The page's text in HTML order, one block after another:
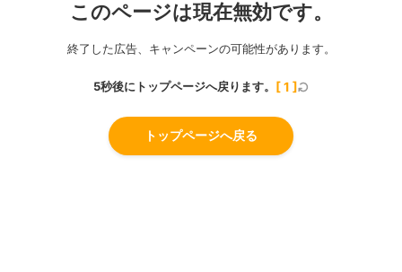
このページは現在無効です。
終了した広告、キャンペーンの可能性があります。
5秒後にトップページへ戻ります。 [1 ]
トップページへ戻る